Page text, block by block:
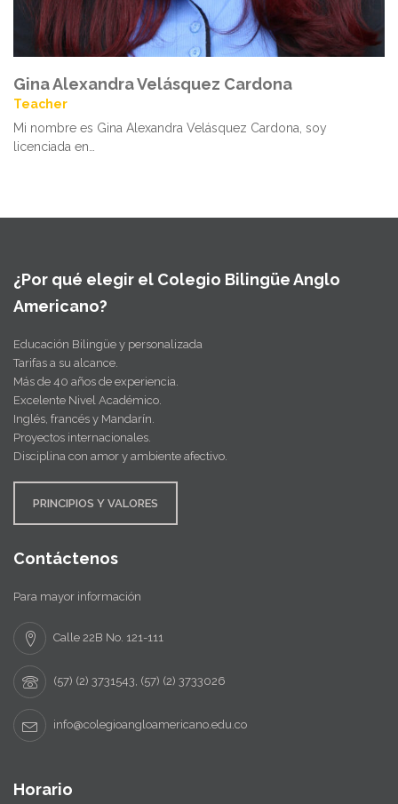
Gina Alexandra Velásquez Cardona
Teacher
Mi nombre es Gina Alexandra Velásquez Cardona, soy
licenciada en…
¿Por qué elegir el Colegio Bilingüe Anglo
Americano?
Educación Bilingüe y personalizada
Tarifas a su alcance.
Más de 40 años de experiencia.
Excelente Nivel Académico.
Inglés, francés y Mandarín.
Proyectos internacionales.
Disciplina con amor y ambiente afectivo.
PRINCIPIOS Y VALORES
Contáctenos
Para mayor información
Calle 22B No. 121-111
(57) (2) 3731543, (57) (2) 3733026
info@colegioangloamericano.edu.co
Horario